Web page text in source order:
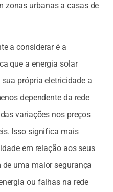
zonas urbanas a casas de
a considerar é a
que a energia solar
própria eletricidade a
dependente da rede
variações nos preços
Isso significa mais
em relação aos seus
uma maior segurança
ou falhas na rede